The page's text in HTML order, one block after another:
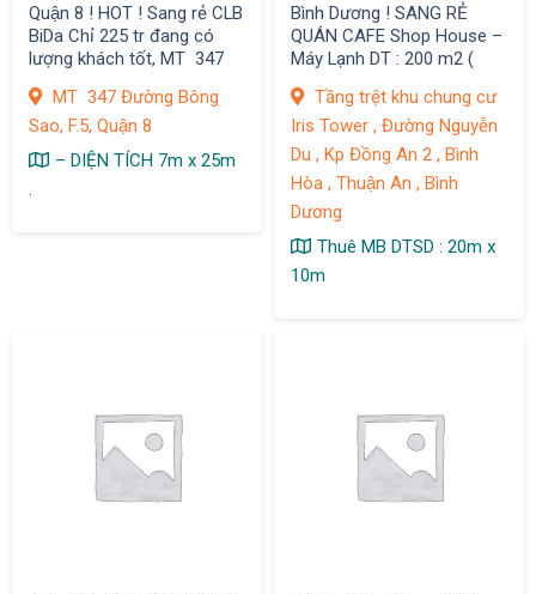
Quận 8 ! HOT ! Sang rẻ CLB
BiDa Chỉ 225 tr đang có
lượng khách tốt, MT 347
MT 347 Đường Bông
Sao, F.5, Quận 8
– DIỆN TÍCH 7m x 25m
.
Bình Dương ! SANG RẺ
QUÁN CAFE Shop House –
Máy Lạnh DT : 200 m2 (
Tầng trệt khu chung cư
Iris Tower , Đường Nguyễn
Du , Kp Đồng An 2 , Bình
Hòa , Thuận An , Bình
Dương
Thuê MB DTSD : 20m x
10m